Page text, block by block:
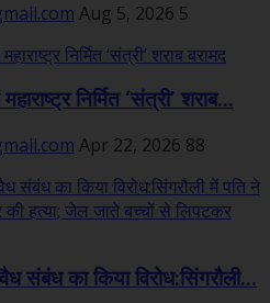
Aug 5, 2026 5
निर्मित ‘संत्री’ शराब...
Apr 22, 2026 88
संबंध का किया विरोध:सिंगरौली...